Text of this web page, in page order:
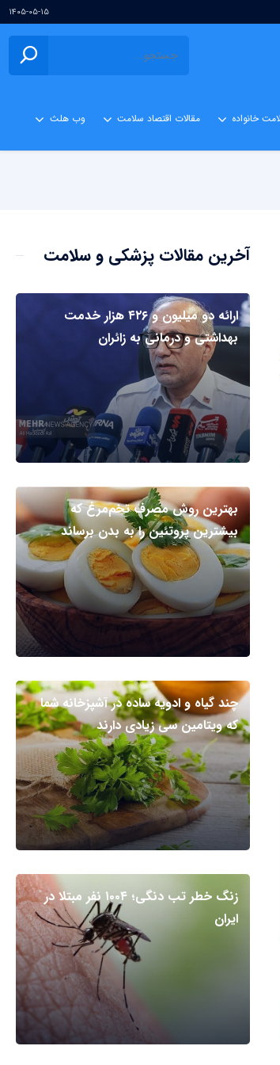
۱۴۰۵-۰۵-۱۵
خانواده مقالات اقتصاد سلامت وب هلث
آخرین مقالات پزشکی و سلامت
ارائه دو میلیون و ۴۲۶ هزار خدمت
بهداشتی و درمانی به زائران
بهترین روش مصرف تخم‌مرغ که
بیشترین پروتئین را به بدن برساند
چند گیاه و ادویه ساده در آشپزخانه شما
که ویتامین سی زیادی دارند
زنگ خطر تب دنگی؛ ۱۰۰۴ نفر مبتلا در
ایران